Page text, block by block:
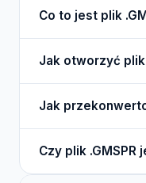
Co to jest plik
programie
animacje
Jak otworzyć plik
GameMaker
narzędziem do
Jak
opcji eksportu w
aby zapisać sprite
Czy plik